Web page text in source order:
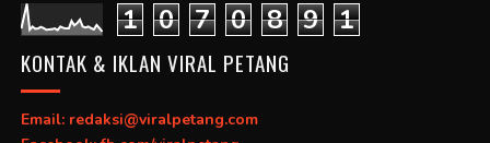
1 0 7 0 8 9 1
KONTAK & IKLAN VIRAL PETANG
Email: redaksi@viralpetang.com